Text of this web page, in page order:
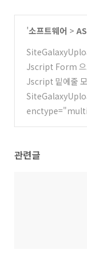
'소프트웨어 >
(0)
Jscript Form
코딩 데이터 주고
Jscript 밑에줄
관련글